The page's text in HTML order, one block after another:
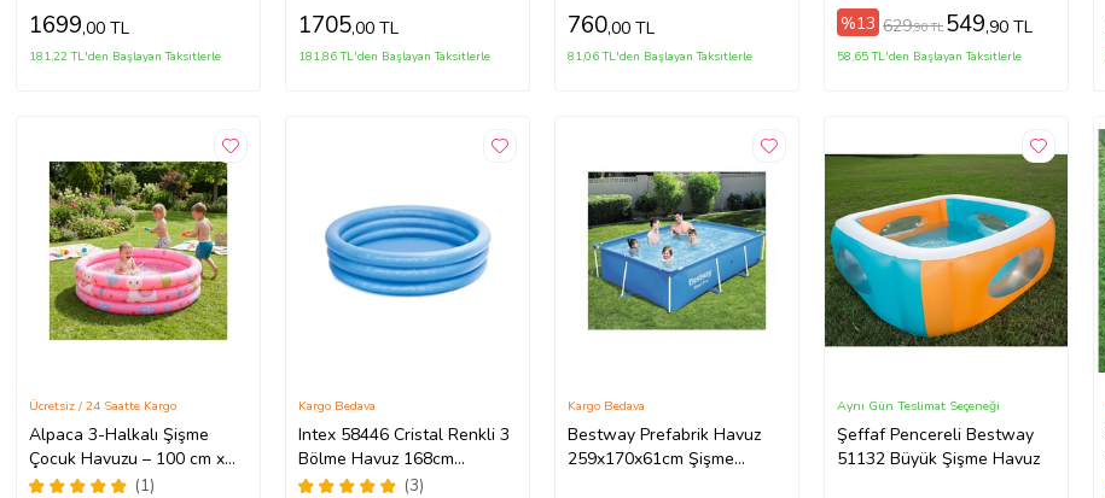
yaz
1699,00 TL
181,22 TL'den Başlayan Taksitlerle
1705,00 TL
181,86 TL'den Başlayan Taksitlerle
760,00 TL
81,06 TL'den Başlayan Taksitlerle
%13 629,90 TL 549,90 TL
58,65 TL'den Başlayan Taksitlerle
Alpaca 3-Halkalı Şişme
Çocuk Havuzu – 100 cm x
30 cm Pembe 57167
(1)
Ücretsiz / 24 Saatte Kargo
Intex 58446 Cristal Renkli 3
Bölme Havuz 168cm
(Karışık)
(3)
Kargo Bedava
Bestway Prefabrik Havuz
259x170x61cm Şişme
Kargo Bedava
Şeffaf Pencereli Bestway
51132 Büyük Şişme Havuz
Aynı Gün Teslimat Seçeneği